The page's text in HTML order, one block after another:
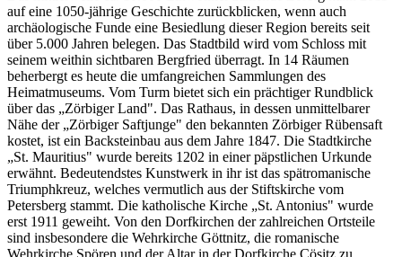
auf eine 1050-jährige Geschichte zurückblicken, wenn auch
archäologische Funde eine Besiedlung dieser Region bereits seit
über 5.000 Jahren belegen. Das Stadtbild wird vom Schloss mit
seinem weithin sichtbaren Bergfried überragt. In 14 Räumen
beherbergt es heute die umfangreichen Sammlungen des
Heimatmuseums. Vom Turm bietet sich ein prächtiger Rundblick
über das „Zörbiger Land". Das Rathaus, in dessen unmittelbarer
Nähe der „Zörbiger Saftjunge" den bekannten Zörbiger Rübensaft
kostet, ist ein Backsteinbau aus dem Jahre 1847. Die Stadtkirche
„St. Mauritius" wurde bereits 1202 in einer päpstlichen Urkunde
erwähnt. Bedeutendstes Kunstwerk in ihr ist das spätromanische
Triumphkreuz, welches vermutlich aus der Stiftskirche vom
Petersberg stammt. Die katholische Kirche „St. Antonius" wurde
erst 1911 geweiht. Von den Dorfkirchen der zahlreichen Ortsteile
sind insbesondere die Wehrkirche Göttnitz, die romanische
Wehrkirche Spören und der Altar in der Dorfkirche Cösitz zu